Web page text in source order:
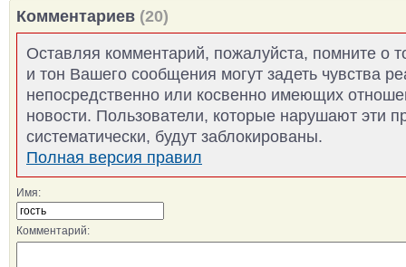
Комментариев (20)
Оставляя комментарий, пожалуйста, помните о
и тон Вашего сообщения могут задеть чувства
непосредственно или косвенно имеющих
новости. Пользователи, которые нарушают эти
систематически, будут заблокированы.
Полная версия правил
Имя:
Комментарий: